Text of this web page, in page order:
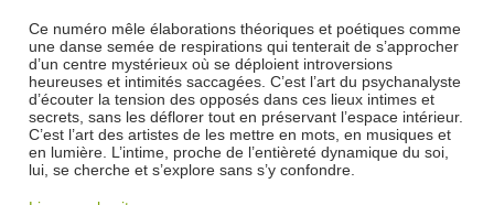
Ce numéro mêle élaborations théoriques et poétiques comme
une danse semée de respirations qui tenterait de s’approcher
d’un centre mystérieux où se déploient introversions
heureuses et intimités saccagées. C’est l’art du psychanalyste
d’écouter la tension des opposés dans ces lieux intimes et
secrets, sans les déflorer tout en préservant l’espace intérieur.
C’est l’art des artistes de les mettre en mots, en musiques et
en lumière. L’intime, proche de l’entièreté dynamique du soi,
lui, se cherche et s’explore sans s’y confondre.